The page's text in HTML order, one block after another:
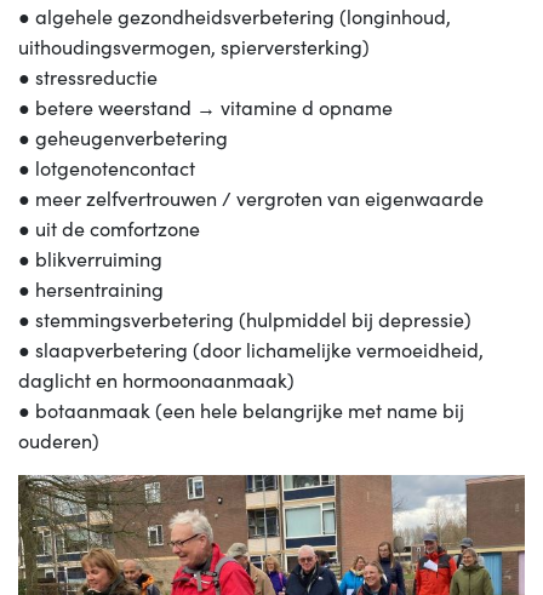
● algehele gezondheidsverbetering (longinhoud,
uithoudingsvermogen, spierversterking)
● stressreductie
● betere weerstand → vitamine d opname
● geheugenverbetering
● lotgenotencontact
● meer zelfvertrouwen / vergroten van eigenwaarde
● uit de comfortzone
● blikverruiming
● hersentraining
● stemmingsverbetering (hulpmiddel bij depressie)
● slaapverbetering (door lichamelijke vermoeidheid,
daglicht en hormoonaanmaak)
● botaanmaak (een hele belangrijke met name bij
ouderen)